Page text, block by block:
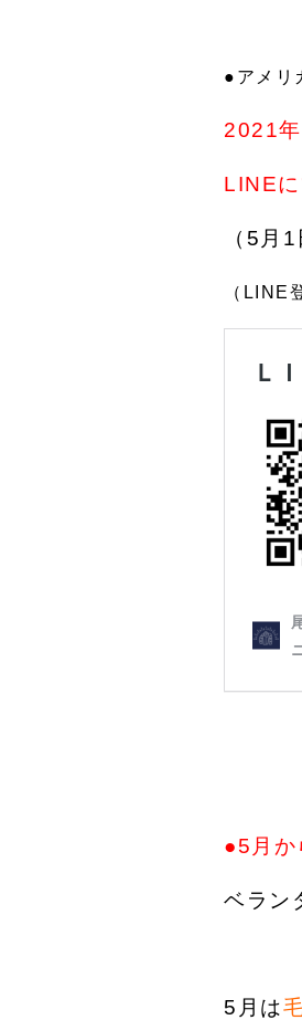
●アメリ
2021
LINEに
（5月
（LINE
●5月か
ベラン
5月は